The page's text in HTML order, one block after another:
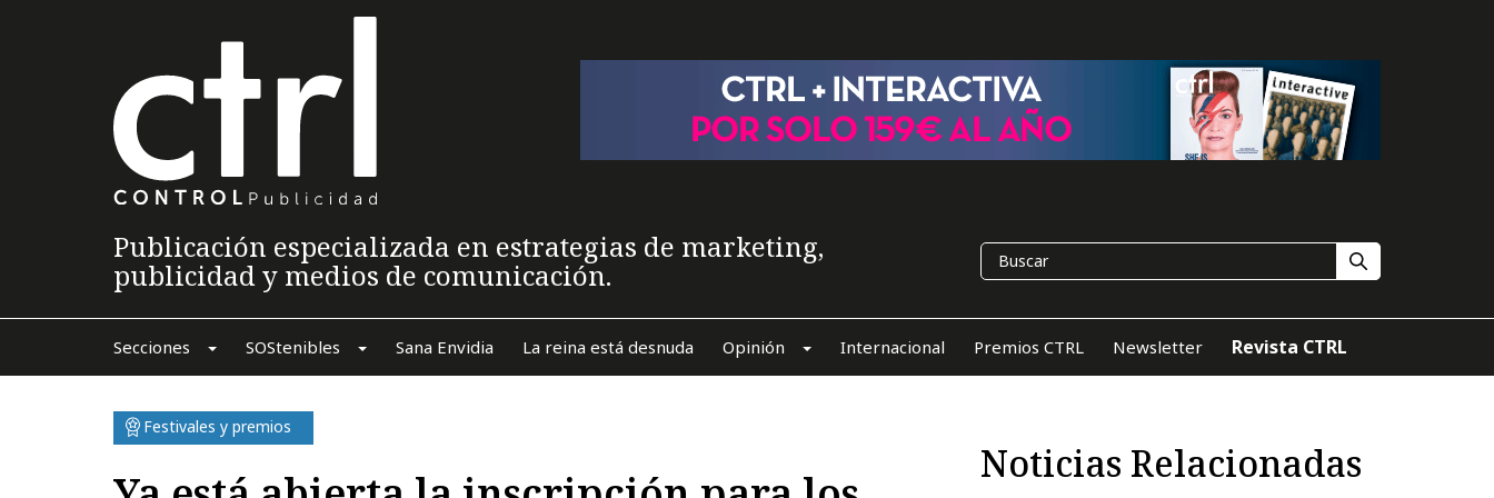
Publicación especializada en estrategias de marketing,
publicidad y medios de comunicación.
Secciones SOStenibles Sana Envidia La reina está desnuda Opinión Internacional Premios CTRL Newsletter Revista CTRL
Festivales y premios
Noticias Relacionadas